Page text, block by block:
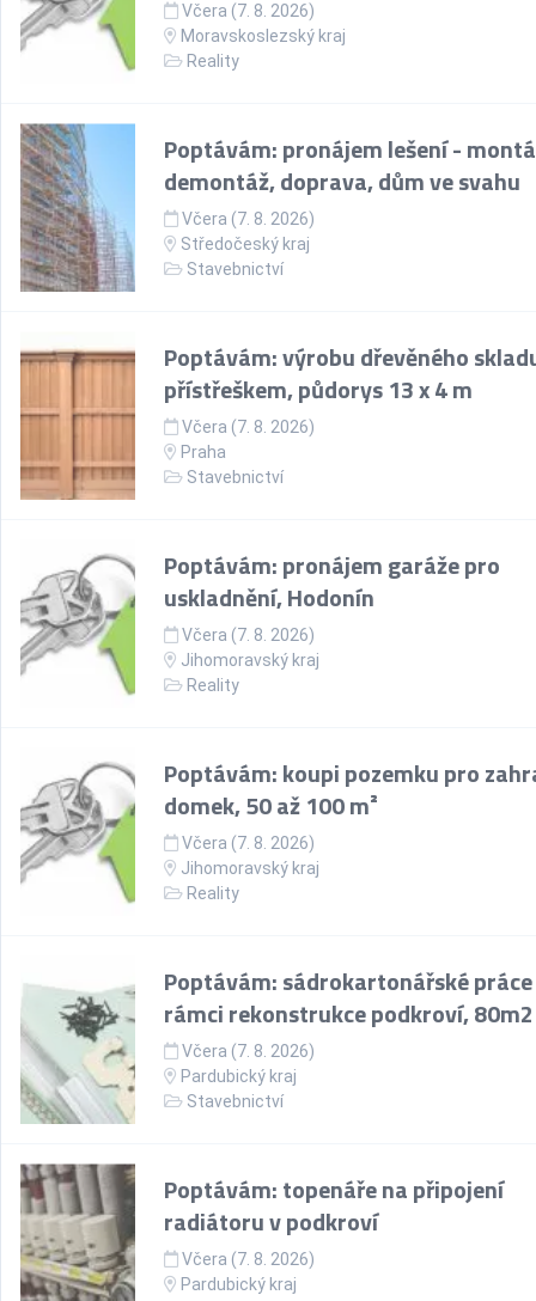
Včera (7. 8. 2026)
Moravskoslezský kraj
Reality
Poptávám: pronájem lešení -
demontáž, doprava, dům ve svahu
Včera (7. 8. 2026)
Středočeský kraj
Stavebnictví
Poptávám: výrobu dřevěného
přístřeškem, půdorys 13 x 4 m
Včera (7. 8. 2026)
Praha
Stavebnictví
Poptávám: pronájem garáže pro
uskladnění, Hodonín
Včera (7. 8. 2026)
Jihomoravský kraj
Reality
Poptávám: koupi pozemku pro
domek, 50 až 100 m²
Včera (7. 8. 2026)
Jihomoravský kraj
Reality
Poptávám: sádrokartonářské
rámci rekonstrukce podkroví, 80m2
Včera (7. 8. 2026)
Pardubický kraj
Stavebnictví
Poptávám: topenáře na připojení
radiátoru v podkroví
Včera (7. 8. 2026)
Pardubický kraj